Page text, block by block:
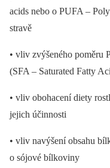
acids nebo o PUFA –⁠
stravě
• vliv zvýšeného poměru
(SFA –⁠ Saturated Fatty
• vliv obohacení diety
jejich účinnosti
• vliv navýšení obsahu
o sójové bílkoviny